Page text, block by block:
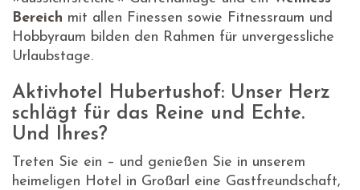
Bereich mit allen Finessen sowie Fitnessraum und
Hobbyraum bilden den Rahmen für unvergessliche
Urlaubstage.
Aktivhotel Hubertushof: Unser Herz
schlägt für das Reine und Echte.
Und Ihres?
Treten Sie ein – und genießen Sie in unserem
heimeligen Hotel in Großarl eine Gastfreundschaft,